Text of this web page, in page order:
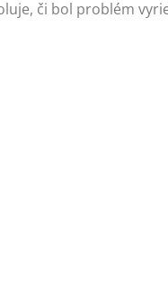
či bol problém